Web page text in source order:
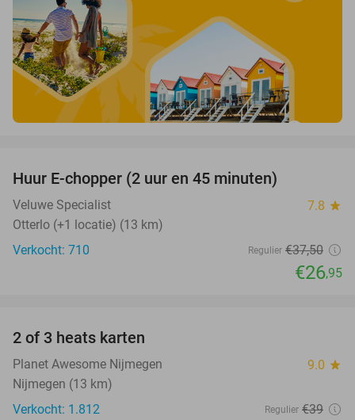
Huur E-chopper (2 uur en 45 minuten)
Veluwe Specialist 7.8 star
Otterlo (+1 locatie) (13 km)
Verkocht: 710
Regulier €37,50
€26,95
2 of 3 heats karten
Planet Awesome Nijmegen 9.0 star
Nijmegen (13 km)
Verkocht: 1.812
Regulier €39